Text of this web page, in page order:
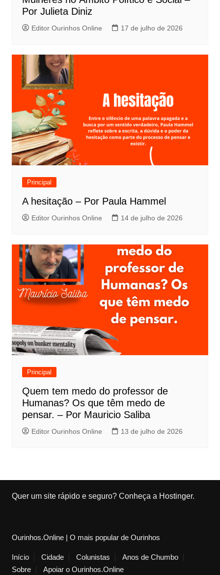
Por Julieta Diniz
Editor Ourinhos Online 17 de julho de 2026
Principal
A hesitação – Por Paula Hammel
Editor Ourinhos Online 14 de julho de 2026
Principal
Quem tem medo do professor de
Humanas? Os que têm medo de
pensar. – Por Mauricio Saliba
Editor Ourinhos Online 13 de julho de 2026
Quer um site rápido e seguro? Conheça a Hostinger.
Ourinhos.Online | O mais popular de Ourinhos
Início Cidade Colunistas
Anos de Chumbo
Sobre
Apoiar o Ourinhos.Online